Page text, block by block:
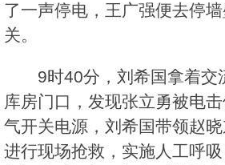
了一声停电，王广强便去停
关。
9时40分，刘希国拿着交
库房门口，发现张立勇被电
气开关电源，刘希国带领赵
进行现场抢救，实施人工呼